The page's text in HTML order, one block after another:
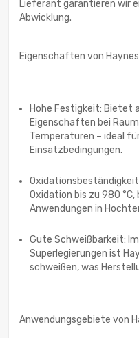
Lieferant garantieren wir
Abwicklung.
Eigenschaften von
Hohe Festigkeit: Bietet
Eigenschaften bei
Temperaturen – ideal
Einsatzbedingungen.
Oxidation bis zu 980
Anwendungen in
Gute Schweißbarkeit:
Superlegierungen ist
schweißen, was
Anwendungsgebiete von